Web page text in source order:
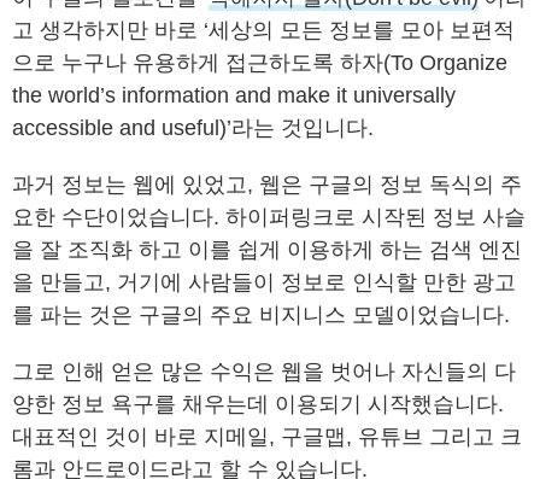
고 생각하지만 바로 ‘세상의 모든 정보를 모아 보편적
으로 누구나 유용하게 접근하도록 하자(To Organize
the world’s information and make it universally
accessible and useful)’라는 것입니다.
과거 정보는 웹에 있었고, 웹은 구글의 정보 독식의 주
요한 수단이었습니다. 하이퍼링크로 시작된 정보 사슬
을 잘 조직화 하고 이를 쉽게 이용하게 하는 검색 엔진
을 만들고, 거기에 사람들이 정보로 인식할 만한 광고
를 파는 것은 구글의 주요 비지니스 모델이었습니다.
그로 인해 얻은 많은 수익은 웹을 벗어나 자신들의 다
양한 정보 욕구를 채우는데 이용되기 시작했습니다.
대표적인 것이 바로 지메일, 구글맵, 유튜브 그리고 크
롬과 안드로이드라고 할 수 있습니다.